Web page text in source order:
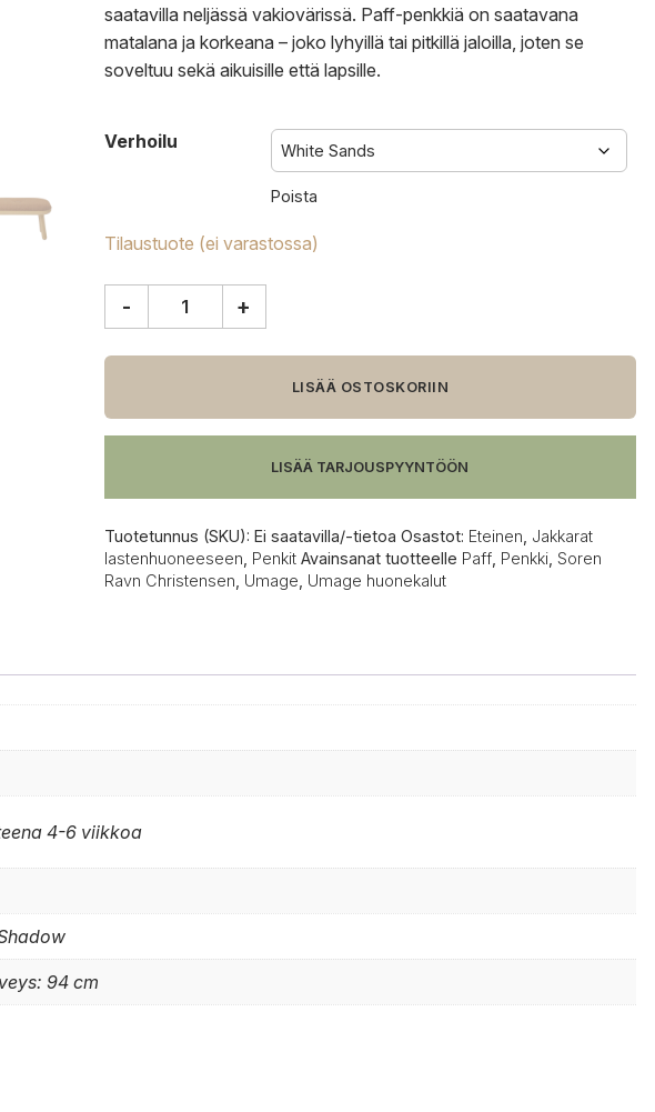
saatavilla neljässä vakiovärissä. Paff-penkkiä on saatavana
matalana ja korkeana – joko lyhyillä tai pitkillä jaloilla, joten se
soveltuu sekä aikuisille että lapsille.
Verhoilu
Poista
Tilaustuote (ei varastossa)
penkki,
määrä
- +
LISÄÄ OSTOSKORIIN
LISÄÄ TARJOUSPYYNTÖÖN
Tuotetunnus (SKU): Ei saatavilla/-tietoa Osastot: Eteinen Jakkarat
lastenhuoneeseen Penkit Avainsanat tuotteelle Paff, Penkki, Soren
Ravn Christensen Umage Umage huonekalut
4-6 viikkoa
94 cm